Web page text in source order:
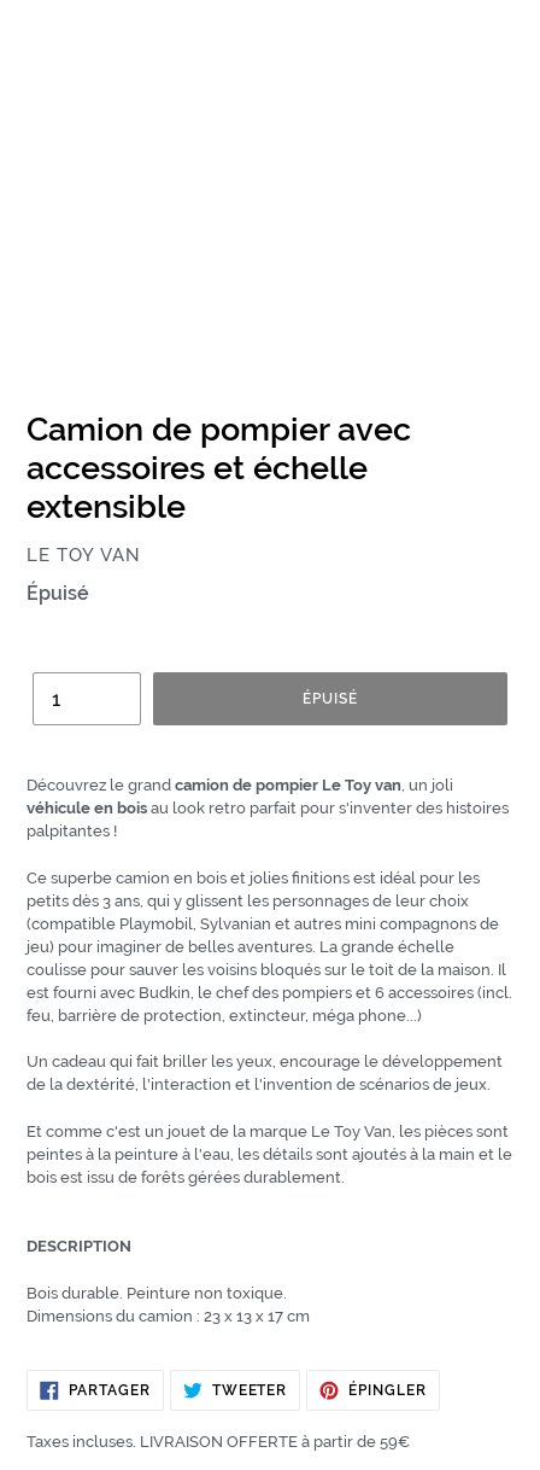
Camion de pompier avec
accessoires et échelle
extensible
ÉDITEUR
LE TOY VAN
Prix
Épuisé
ÉPUISÉ
Découvrez le grand camion de pompier Le Toy van, un joli
véhicule en bois au look retro parfait pour s'inventer des histoires
palpitantes !
Ce superbe camion en bois et jolies finitions est idéal pour les
petits dès 3 ans, qui y glissent les personnages de leur choix
(compatible Playmobil, Sylvanian et autres mini compagnons de
jeu) pour imaginer de belles aventures. La grande échelle
coulisse pour sauver les voisins bloqués sur le toit de la maison. Il
est fourni avec Budkin, le chef des pompiers et 6 accessoires (incl.
feu, barrière de protection, extincteur, méga phone...)
Un cadeau qui fait briller les yeux, encourage le développement
de la dextérité, l'interaction et l'invention de scénarios de jeux.
Et comme c'est un jouet de la marque Le Toy Van, les pièces sont
peintes à la peinture à l'eau, les détails sont ajoutés à la main et le
bois est issu de forêts gérées durablement.
DESCRIPTION
Bois durable. Peinture non toxique.
Dimensions du camion : 23 x 13 x 17 cm
PARTAGERPARTAGER
SUR
TWEETER TWEETERÉPINGLER
Taxes incluses. LIVRAISON OFFERTE à partir de 59€